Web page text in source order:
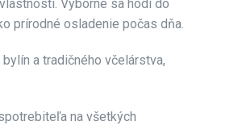
Výborne sa hodí do
prírodné osladenie počas dňa.
a tradičného včelárstva,
na všetkých